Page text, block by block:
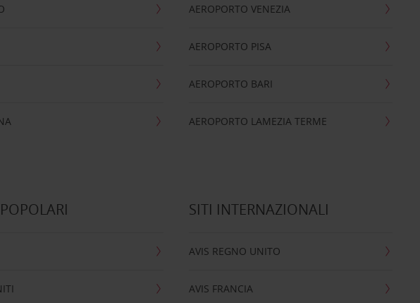
AEROPORTO VENEZIA
AEROPORTO PISA
AEROPORTO BARI
AEROPORTO LAMEZIA TERME
SITI INTERNAZIONALI
AVIS REGNO UNITO
AVIS FRANCIA